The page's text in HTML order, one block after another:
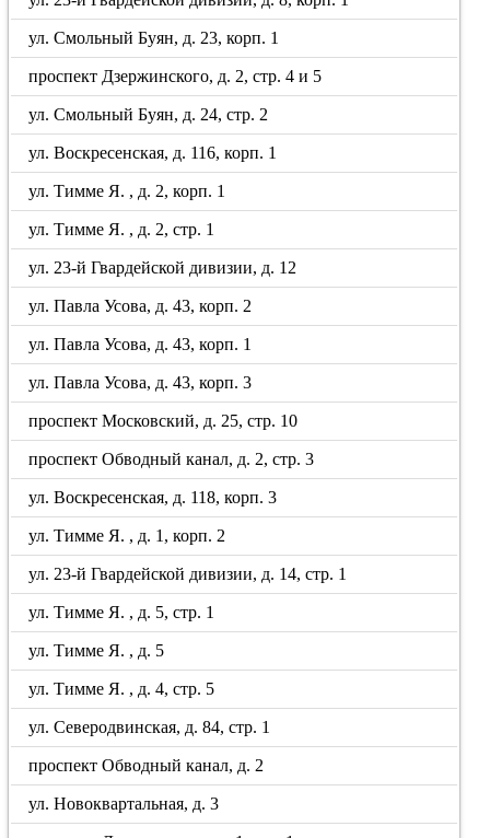
ул. Смольный Буян, д. 23, корп. 1
проспект Дзержинского, д. 2, стр. 4 и 5
ул. Смольный Буян, д. 24, стр. 2
ул. Воскресенская, д. 116, корп. 1
ул. Тимме Я. , д. 2, корп. 1
ул. Тимме Я. , д. 2, стр. 1
ул. 23-й Гвардейской дивизии, д. 12
ул. Павла Усова, д. 43, корп. 2
ул. Павла Усова, д. 43, корп. 1
ул. Павла Усова, д. 43, корп. 3
проспект Московский, д. 25, стр. 10
проспект Обводный канал, д. 2, стр. 3
ул. Воскресенская, д. 118, корп. 3
ул. Тимме Я. , д. 1, корп. 2
ул. 23-й Гвардейской дивизии, д. 14, стр. 1
ул. Тимме Я. , д. 5, стр. 1
ул. Тимме Я. , д. 5
ул. Тимме Я. , д. 4, стр. 5
ул. Северодвинская, д. 84, стр. 1
проспект Обводный канал, д. 2
ул. Новоквартальная, д. 3